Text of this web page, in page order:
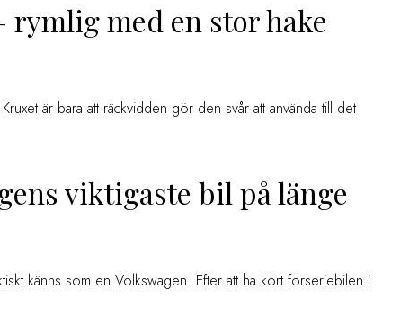
rymlig med en stor hake
är bara att räckvidden gör den svår att använda till det
viktigaste bil på länge
känns som en Volkswagen. Efter att ha kört förseriebilen i